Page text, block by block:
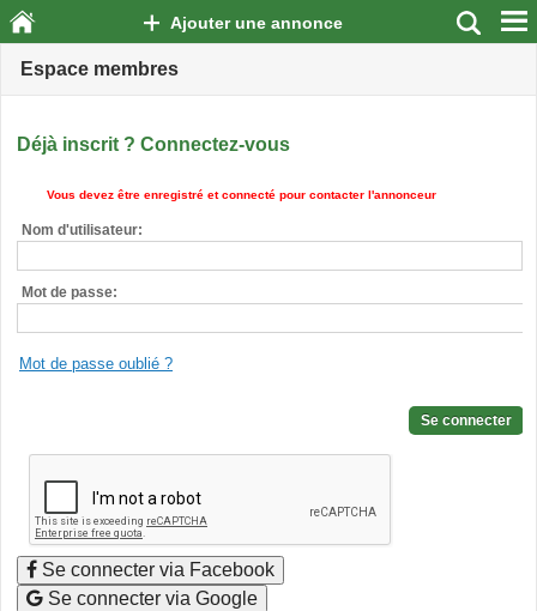
Ajouter une annonce
Espace membres
Déjà inscrit ? Connectez-vous
Vous devez être enregistré et connecté pour contacter l'annonceur
Nom d'utilisateur:
Mot de passe:
Mot de passe oublié ?
Se connecter via Facebook
Se connecter via Google